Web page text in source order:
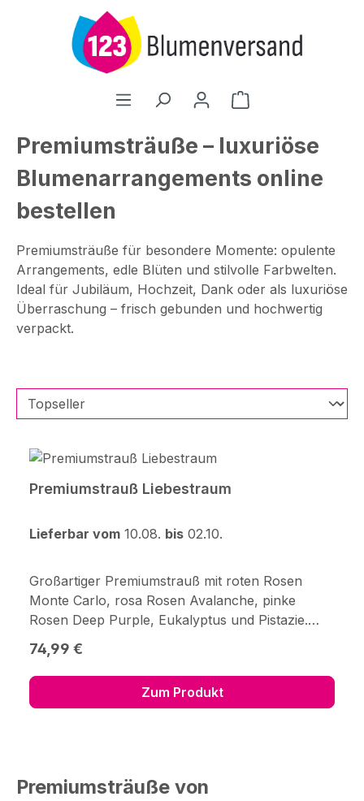
Zum Hauptinhalt springen
Warenkorb
Premiumsträuße – luxuriöse
Blumenarrangements online
bestellen
Premiumsträuße für besondere Momente: opulente
Arrangements, edle Blüten und stilvolle Farbwelten.
Ideal für Jubiläum, Hochzeit, Dank oder als luxuriöse
Überraschung – frisch gebunden und hochwertig
verpackt.
Premiumstrauß Liebestraum
Lieferbar vom 10.08. bis 02.10.
Großartiger Premiumstrauß mit roten Rosen
Monte Carlo, rosa Rosen Avalanche, pinke
Rosen Deep Purple, Eukalyptus und Pistazie.
zusammengestellt, mit Pflegetipps,
Blumennahrung und Wasser
versorgt.Hersteller:123Blumenversand.de GmbH
Regulärer Preis:
74,99 €
Zum Produkt
Premiumsträuße von